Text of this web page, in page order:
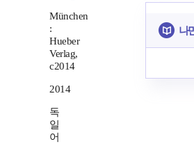
München
:
Hueber
Verlag,
c2014
2014
독
일
어
나